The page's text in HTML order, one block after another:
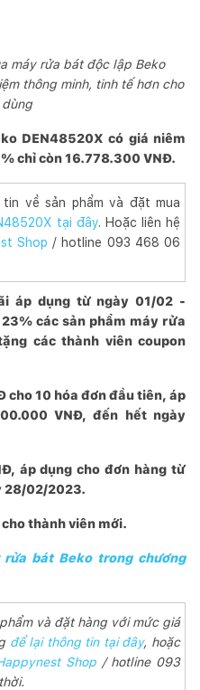
máy rửa bát độc lập Beko
thông minh, tinh tế hơn cho
DEN48520X có giá niêm
chỉ còn 16.778.300 VNĐ.
về sản phẩm và đặt mua
tại đây. Hoặc liên hệ
Shop / hotline 093 468 06
áp dụng từ ngày 01/02 -
các sản phẩm máy rửa
các thành viên coupon
10 hóa đơn đầu tiên, áp
VNĐ, đến hết ngày
áp dụng cho đơn hàng từ
28/02/2023.
thành viên mới.
bát Beko trong chương
và đặt hàng với mức giá
để lại thông tin tại đây, hoặc
Shop / hotline 093